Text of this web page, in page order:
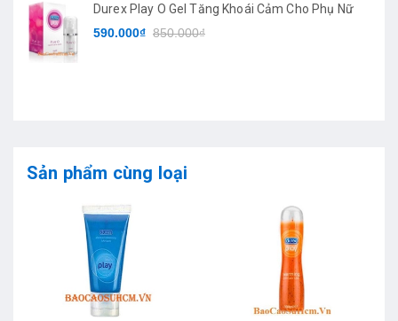
Durex Play O Gel Tăng Khoái Cảm Cho Phụ Nữ
590.000₫ 850.000₫
Sản phẩm cùng loại